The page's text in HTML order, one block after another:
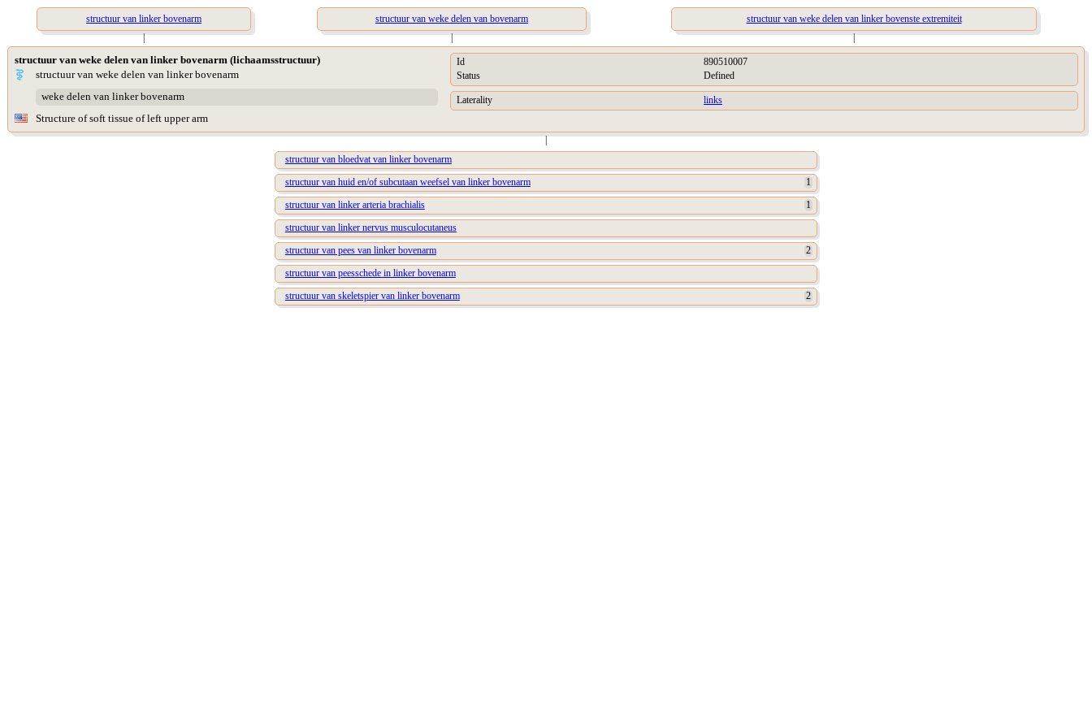
structuur van linker bovenarm structuur van weke delen van bovenarm
structuur van weke delen van linker bovenste extremiteit
|
| |
structuur van weke delen van linker bovenarm (lichaamsstructuur)
structuur van weke delen van linker bovenarm
weke delen van linker bovenarm
Structure of soft tissue of left upper arm
Id
890510007
Status
Defined
Laterality links
|
structuur van bloedvat van linker bovenarm
structuur van huid en/of subcutaan weefsel van linker bovenarm
1
structuur van linker arteria brachialis
1
structuur van linker nervus musculocutaneus
structuur van pees van linker bovenarm
2
structuur van peesschede in linker bovenarm
structuur van skeletspier van linker bovenarm
2